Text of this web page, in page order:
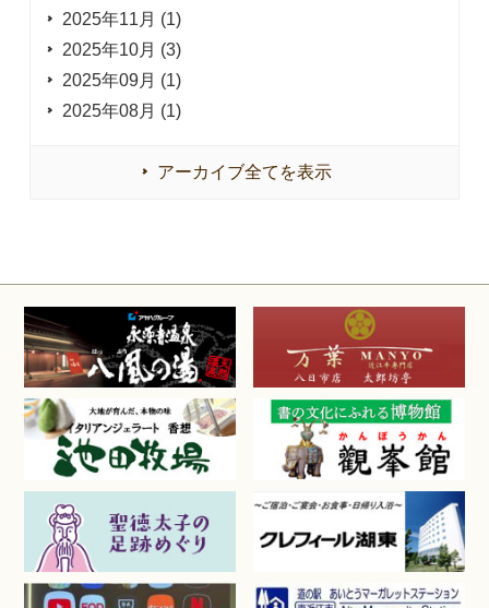
2025年11月 (1)
2025年10月 (3)
2025年09月 (1)
2025年08月 (1)
アーカイブ全てを表示